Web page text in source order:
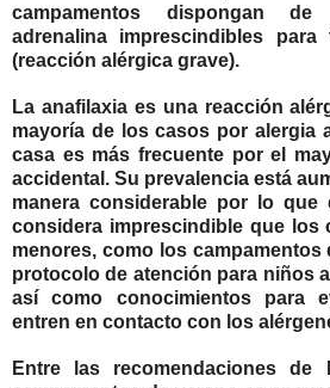
campamentos dispongan de
adrenalina imprescindibles
(reacción alérgica grave).
La anafilaxia es una reacción
mayoría de los casos por alergia
casa es más frecuente por el
accidental . Su prevalencia está
manera considerable por lo que
considera imprescindible que los
menores, como los campamentos
protocolo de atención para niños
así como conocimientos para
entren en contacto con los
Entre las recomendaciones de